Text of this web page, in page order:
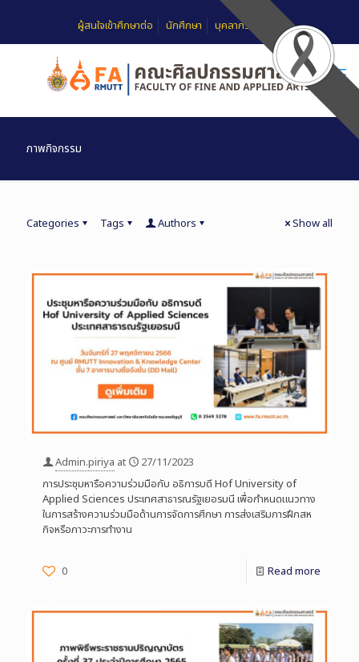
ผู้สนใจเข้าศึกษาต่อ นักศึกษา บุคลากร
ภาพกิจกรรม
Categories Tags Authors Show all
Admin.piriya at
27/11/2023
การประชุมหารือความร่วมมือกับ อธิการบดี Hof University of
Applied Sciences ประเทศสาธารณรัฐเยอรมนี เพื่อกำหนดแนวทาง
ในการสร้างความร่วมมือด้านการจัดการศึกษา การส่งเสริมการฝึกสห
กิจหรือภาวะการทำงาน
0 Read more